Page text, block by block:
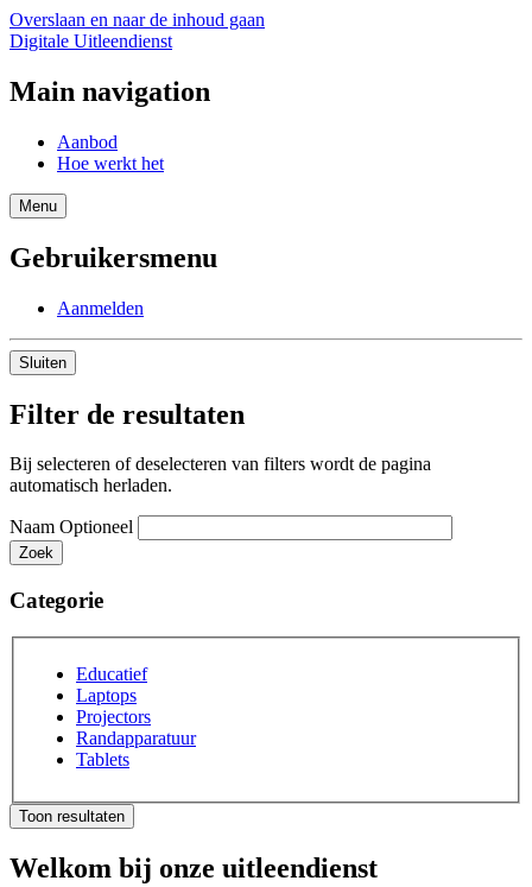
Overslaan en naar de inhoud gaan
Digitale Uitleendienst
Main navigation
Aanbod
Hoe werkt het
Menu
Gebruikersmenu
Aanmelden
Sluiten
Filter de resultaten
Bij selecteren of deselecteren van filters wordt de pagina
automatisch herladen.
Naam Optioneel
Categorie
Educatief
Laptops
Projectors
Randapparatuur
Tablets
Toon resultaten
Welkom bij onze uitleendienst